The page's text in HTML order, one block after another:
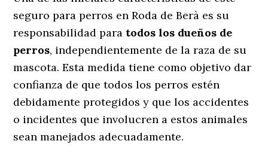
seguro para perros en Roda de Berà es su
responsabilidad para todos los dueños de
perros, independientemente de la raza de su
mascota. Esta medida tiene como objetivo dar
confianza de que todos los perros estén
debidamente protegidos y que los accidentes
o incidentes que involucren a estos animales
sean manejados adecuadamente.